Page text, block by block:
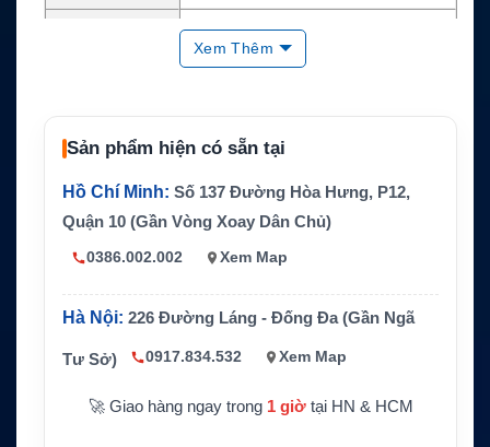
Class D DSC, Distress, Position Send/
Request
Kết nối dữ liệu
NMEA 0183 cho GPS ngoài, chartplott
er và loa ngoài
Kích thước, trọn
g lượng
66.6 x 162.6 x 130.1 mm, khoảng 1.0
kg
Chống nước IPX4/JIS4, chống mưa và nước bắn
Không có GPS tích hợp và không hỗ t
rợ AIS
Xem Thêm
Sản phẩm hiện có sẵn tại
Hồ Chí Minh: Số 137 Đường Hòa Hưng, P12,
Quận 10 (Gần Vòng Xoay Dân Chủ)
0386.002.002 Xem Map
Hà Nội: 226 Đường Láng - Đống Đa (Gần Ngã
Tư Sở) 0917.834.532 Xem Map
🚀 Giao hàng ngay trong 1 giờtại HN & HCM